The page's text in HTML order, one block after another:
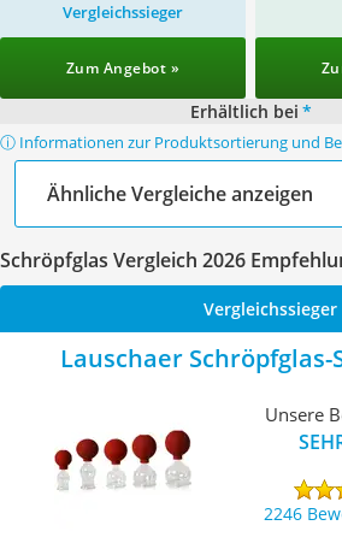
Vergleichssieger
Zum Angebot »
Erhältlich bei *
ⓘ Informationen zur Produktsortierung und
Ähnliche Vergleiche anzeigen
Schröpfglas Vergleich 2026
Vergleichssieger
Lauschaer Schröpfglas-
Unsere
2246